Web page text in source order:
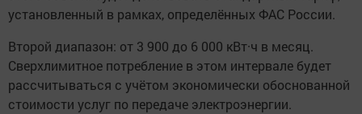
установленный в рамках, определённых ФАС России.
Второй диапазон: от 3 900 до 6 000 кВт·ч в месяц.
Сверхлимитное потребление в этом интервале будет
рассчитываться с учётом экономически обоснованной
стоимости услуг по передаче электроэнергии.